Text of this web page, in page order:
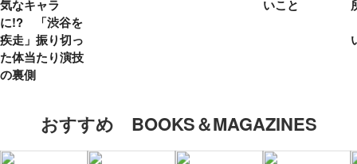
気なキャラ
に!? 「渋谷を
疾走」振り切っ
た体当たり演技
の裏側
いこと
おすすめ BOOKS＆MAGAZINES